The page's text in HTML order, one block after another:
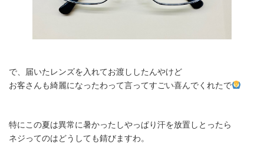
で、届いたレンズを入れてお渡ししたんやけど
お客さんも綺麗になったわって言ってすごい喜んでくれたで
特にこの夏は異常に暑かったしやっぱり汗を放置しとったら
ネジってのはどうしても錆びますわ。